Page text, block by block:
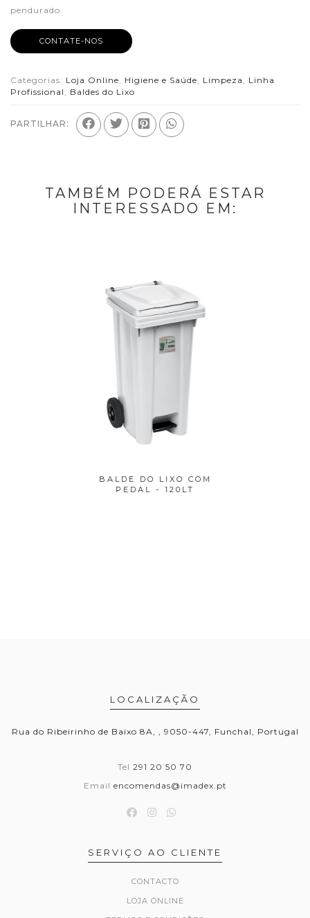
pendurado.
CONTATE-NOS
Categorias: Loja Online, Higiene e Saúde, Limpeza , Linha
Profissional , Baldes do Lixo
PARTILHAR:
TAMBÉM PODERÁ ESTAR
INTERESSADO EM:
BALDE DO LIXO COM
PEDAL - 120LT
LOCALIZAÇÃO
Rua do Ribeirinho de Baixo 8A, , 9050-447, Funchal, Portugal
Tel 291 20 50 70
Email encomendas@imadex.pt
SERVIÇO AO CLIENTE
CONTACTO
LOJA ONLINE